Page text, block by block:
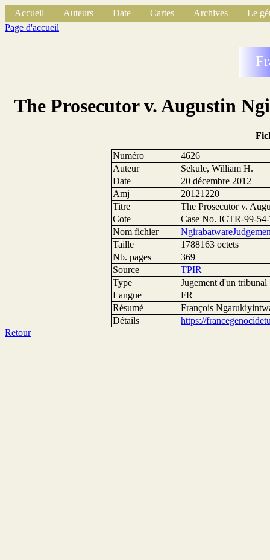
Accueil Auteurs Date Cartes Archives
Le
Page d'accueil
The Prosecutor v. Augustin
Numéro
4626
Auteur
Sekule, William H.
Date
20 décembre 2012
Amj
20121220
Titre
The Prosecutor v.
Cote
Case No. ICTR-99-
Nom fichier
Taille
1788163 octets
Nb. pages
369
Source
TPIR
Type
Jugement d'un tribunal
Langue
FR
Résumé
François
Détails
https://
Retour